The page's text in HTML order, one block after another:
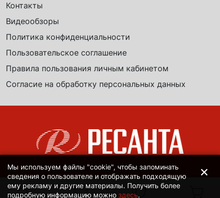
Контакты
Видеообзоры
Политика конфиденциальности
Пользовательское соглашение
Правила пользования личным кабинетом
Согласие на обработку персональных данных
Мы используем файлы "cookie", чтобы запоминать
сведения о пользователе и отображать подходящую
ему рекламу и другие материалы. Получить более
подробную информацию можно здесь.
×